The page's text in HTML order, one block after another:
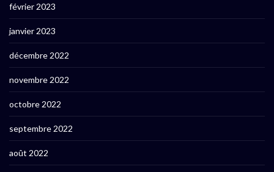
février 2023
janvier 2023
décembre 2022
novembre 2022
octobre 2022
septembre 2022
août 2022